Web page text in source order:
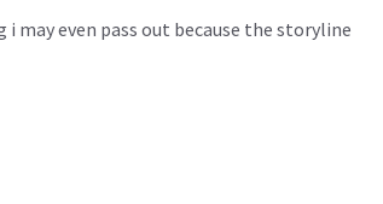
may even pass out because the storyline